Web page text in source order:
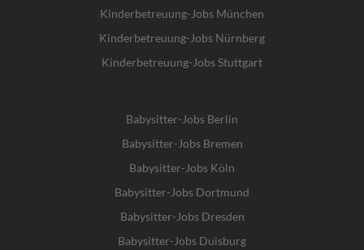
Kinderbetreuung-Jobs München
Kinderbetreuung-Jobs Nürnberg
Kinderbetreuung-Jobs Stuttgart
Babysitter-Jobs Berlin
Babysitter-Jobs Bremen
Babysitter-Jobs Köln
Babysitter-Jobs Dortmund
Babysitter-Jobs Dresden
Babysitter-Jobs Duisburg